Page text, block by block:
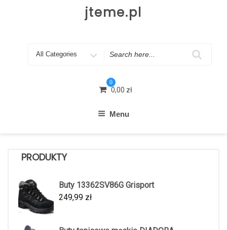
jteme.pl
Search
0
0,00 zł
Menu
PRODUKTY
Buty 13362SV86G Grisport
249,99 zł